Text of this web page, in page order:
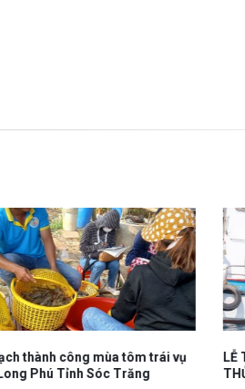
LỄ THẢ GIỐNG TÁI TẠO NGUỒN LỢI
THỦY SẢN NĂM 2023